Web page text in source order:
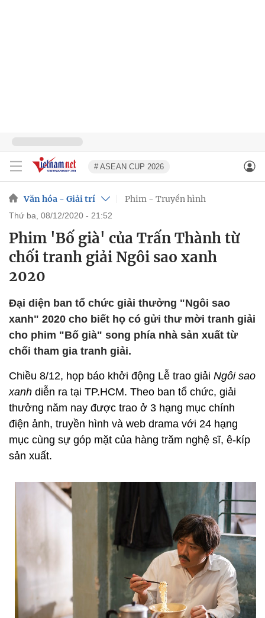
# ASEAN CUP 2026
Văn hóa - Giải trí Phim - Truyền hình
thứ ba, 08/12/2020 - 21:52
Phim 'Bố già' của Trấn Thành từ
chối tranh giải Ngôi sao xanh
2020
Đại diện ban tổ chức giải thưởng "Ngôi sao
xanh" 2020 cho biết họ có gửi thư mời tranh giải
cho phim "Bố già" song phía nhà sản xuất từ
chối tham gia tranh giải.
Chiều 8/12, họp báo khởi động Lễ trao giải Ngôi sao
xanh diễn ra tại TP.HCM. Theo ban tổ chức, giải
thưởng năm nay được trao ở 3 hạng mục chính
điện ảnh, truyền hình và web drama với 24 hạng
mục cùng sự góp mặt của hàng trăm nghệ sĩ, ê-kíp
sản xuất.